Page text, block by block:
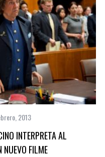
2013
INTERPRETA AL
NUEVO FILME